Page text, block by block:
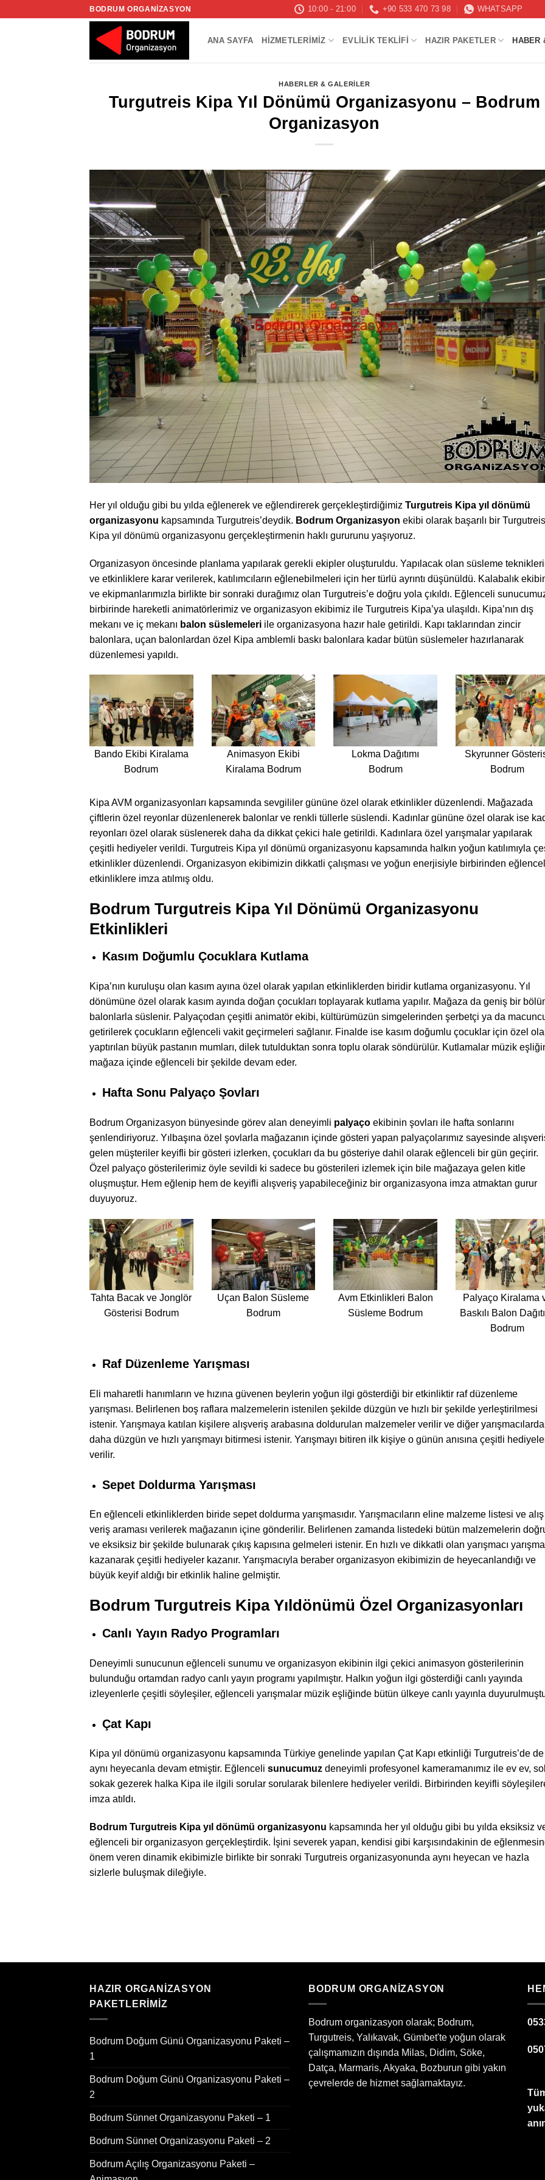
BODRUM ORGANIZASYON 10:00 - 21:00 +90 533 470 73 98 WHATSAPP
ANA SAYFA HIZMETLERIMIZ EVLILIK TEKLIFI HAZIR PAKETLER HABER
HABERLER & GALERILER
Turgutreis Kipa Yıl Dönümü Organizasyonu – Bodrum
Organizasyon
Her yıl olduğu gibi bu yılda eğlenerek ve eğlendirerek gerçekleştirdiğimiz Turgutreis Kipa yıl dönümü
organizasyonu kapsamında Turgutreis’deydik. Bodrum Organizasyon ekibi olarak başarılı bir Turgutreis
Kipa yıl dönümü organizasyonu gerçekleştirmenin haklı gururunu yaşıyoruz.
Organizasyon öncesinde planlama yapılarak gerekli ekipler oluşturuldu. Yapılacak olan süsleme
ve etkinliklere karar verilerek, katılımcıların eğlenebilmeleri için her türlü ayrıntı düşünüldü. Kalabalık
ve ekipmanlarımızla birlikte bir sonraki durağımız olan Turgutreis’e doğru yola çıkıldı. Eğlenceli
birbirinde hareketli animatörlerimiz ve organizasyon ekibimiz ile Turgutreis Kipa’ya ulaşıldı. Kipa’nın dış
mekanı ve iç mekanı balon süslemeleri ile organizasyona hazır hale getirildi. Kapı taklarından zincir
balonlara, uçan balonlardan özel Kipa amblemli baskı balonlara kadar bütün süslemeler hazırlanarak
düzenlemesi yapıldı.
Bando Ekibi Kiralama
Bodrum
Animasyon Ekibi
Kiralama Bodrum
Lokma Dağıtımı
Bodrum
Skyrunner
Bodrum
Kipa AVM organizasyonları kapsamında sevgililer gününe özel olarak etkinlikler düzenlendi. Mağazada
çiftlerin özel reyonlar düzenlenerek balonlar ve renkli tüllerle süslendi. Kadınlar gününe özel olarak ise
reyonları özel olarak süslenerek daha da dikkat çekici hale getirildi. Kadınlara özel yarışmalar yapılarak
çeşitli hediyeler verildi. Turgutreis Kipa yıl dönümü organizasyonu kapsamında halkın yoğun katılımıyla
etkinlikler düzenlendi. Organizasyon ekibimizin dikkatli çalışması ve yoğun enerjisiyle birbirinden
etkinliklere imza atılmış oldu.
Bodrum Turgutreis Kipa Yıl Dönümü Organizasyonu
Etkinlikleri
Kasım Doğumlu Çocuklara Kutlama
Kipa’nın kuruluşu olan kasım ayına özel olarak yapılan etkinliklerden biridir kutlama organizasyonu. Yıl
dönümüne özel olarak kasım ayında doğan çocukları toplayarak kutlama yapılır. Mağaza da geniş bir
balonlarla süslenir. Palyaçodan çeşitli animatör ekibi, kültürümüzün simgelerinden şerbetçi ya da
getirilerek çocukların eğlenceli vakit geçirmeleri sağlanır. Finalde ise kasım doğumlu çocuklar için özel
yaptırılan büyük pastanın mumları, dilek tutulduktan sonra toplu olarak söndürülür. Kutlamalar müzik
mağaza içinde eğlenceli bir şekilde devam eder.
Hafta Sonu Palyaço Şovları
Bodrum Organizasyon bünyesinde görev alan deneyimli palyaço ekibinin şovları ile hafta sonlarını
şenlendiriyoruz. Yılbaşına özel şovlarla mağazanın içinde gösteri yapan palyaçolarımız sayesinde
gelen müşteriler keyifli bir gösteri izlerken, çocukları da bu gösteriye dahil olarak eğlenceli bir gün geçirir.
Özel palyaço gösterilerimiz öyle sevildi ki sadece bu gösterileri izlemek için bile mağazaya gelen kitle
oluşmuştur. Hem eğlenip hem de keyifli alışveriş yapabileceğiniz bir organizasyona imza atmaktan gurur
duyuyoruz.
Tahta Bacak ve Jonglör
Gösterisi Bodrum
Uçan Balon Süsleme
Bodrum
Avm Etkinlikleri Balon
Süsleme Bodrum
Palyaço Kiralama
Baskılı Balon
Bodrum
Raf Düzenleme Yarışması
Eli maharetli hanımların ve hızına güvenen beylerin yoğun ilgi gösterdiği bir etkinliktir raf düzenleme
yarışması. Belirlenen boş raflara malzemelerin istenilen şekilde düzgün ve hızlı bir şekilde yerleştirilmesi
istenir. Yarışmaya katılan kişilere alışveriş arabasına doldurulan malzemeler verilir ve diğer
daha düzgün ve hızlı yarışmayı bitirmesi istenir. Yarışmayı bitiren ilk kişiye o günün anısına çeşitli
verilir.
Sepet Doldurma Yarışması
En eğlenceli etkinliklerden biride sepet doldurma yarışmasıdır. Yarışmacıların eline malzeme listesi ve alış
veriş araması verilerek mağazanın içine gönderilir. Belirlenen zamanda listedeki bütün malzemelerin
ve eksiksiz bir şekilde bulunarak çıkış kapısına gelmeleri istenir. En hızlı ve dikkatli olan yarışmacı
kazanarak çeşitli hediyeler kazanır. Yarışmacıyla beraber organizasyon ekibimizin de heyecanlandığı ve
büyük keyif aldığı bir etkinlik haline gelmiştir.
Bodrum Turgutreis Kipa Yıldönümü Özel Organizasyonları
Canlı Yayın Radyo Programları
Deneyimli sunucunun eğlenceli sunumu ve organizasyon ekibinin ilgi çekici animasyon gösterilerinin
bulunduğu ortamdan radyo canlı yayın programı yapılmıştır. Halkın yoğun ilgi gösterdiği canlı yayında
izleyenlerle çeşitli söyleşiler, eğlenceli yarışmalar müzik eşliğinde bütün ülkeye canlı yayınla
Çat Kapı
Kipa yıl dönümü organizasyonu kapsamında Türkiye genelinde yapılan Çat Kapı etkinliği Turgutreis’de de
aynı heyecanla devam etmiştir. Eğlenceli sunucumuz deneyimli profesyonel kameramanımız ile ev ev,
sokak gezerek halka Kipa ile ilgili sorular sorularak bilenlere hediyeler verildi. Birbirinden keyifli
imza atıldı.
Bodrum Turgutreis Kipa yıl dönümü organizasyonu kapsamında her yıl olduğu gibi bu yılda eksiksiz
eğlenceli bir organizasyon gerçekleştirdik. İşini severek yapan, kendisi gibi karşısındakinin de
önem veren dinamik ekibimizle birlikte bir sonraki Turgutreis organizasyonunda aynı heyecan ve hazla
sizlerle buluşmak dileğiyle.
HAZIR ORGANIZASYON
PAKETLERIMIZ
Bodrum Doğum Günü Organizasyonu Paketi –
1
Bodrum Doğum Günü Organizasyonu Paketi –
2
Bodrum Sünnet Organizasyonu Paketi – 1
Bodrum Sünnet Organizasyonu Paketi – 2
Bodrum Açılış Organizasyonu Paketi –
BODRUM ORGANIZASYON
Bodrum organizasyon olarak; Bodrum,
Turgutreis, Yalıkavak, Gümbet'te yoğun olarak
çalışmamızın dışında Milas, Didim, Söke,
Datça, Marmaris, Akyaka, Bozburun gibi yakın
çevrelerde de hizmet sağlamaktayız.